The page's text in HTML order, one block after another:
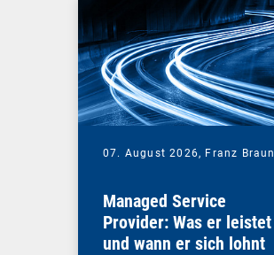
07. August 2026, Franz Braun
Managed Service
Provider: Was er leistet
und wann er sich lohnt